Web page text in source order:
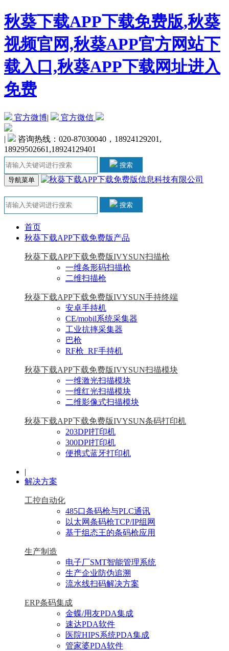
秋葵下载APP下载免费版,秋葵
视频官网,秋葵APP官方网站下
载入口,秋葵APP下载网址进入
免费
官方微博| 官方微信
|
咨询热线：020-87030040，18924129201,
18929502661,18924129401
搜索
导航菜单
搜索
首页
秋葵下载APP下载免费版产品
秋葵下载APP下载免费版IVYSUN扫描枪
一维条形码扫描枪
二维扫描枪
秋葵下载APP下载免费版IVYSUN手持终端
安卓手持机
CE/mobil系统采集器
工业抗摔采集器
巴枪
RF枪_RF手持机
秋葵下载APP下载免费版IVYSUN扫描模块
一维激光扫描模块
一维红光扫描模块
二维影像式扫描模块
秋葵下载APP下载免费版IVYSUN条码打印机
203DPI打印机
300DPI打印机
便携式蓝牙打印机
|
解决方案
工控自动化
485口条码枪与PLC通讯
以太网条码枪TCP/IP组网
基于组态王的条码枪应用
生产制造
电子厂SMT智能管理系统
生产企业防伪追溯
流水线扫码解决方案
ERP条码集成
金蝶/用友PDA集成
速达PDA软件
医院HIPS系统PDA集成
管家婆PDA软件